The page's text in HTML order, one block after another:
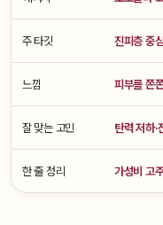
주 타깃 진피층 중
느낌 피부를 쫀
잘 맞는 고민 탄력 저하·
한 줄 정리 가성비 고